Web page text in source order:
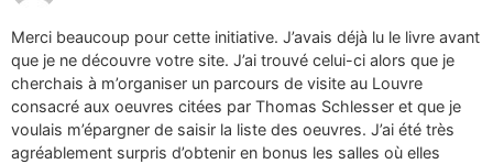
Merci beaucoup pour cette initiative. J’avais déjà lu le livre avant
que je ne découvre votre site. J’ai trouvé celui-ci alors que je
cherchais à m’organiser un parcours de visite au Louvre
consacré aux oeuvres citées par Thomas Schlesser et que je
voulais m’épargner de saisir la liste des oeuvres. J’ai été très
agréablement surpris d’obtenir en bonus les salles où elles